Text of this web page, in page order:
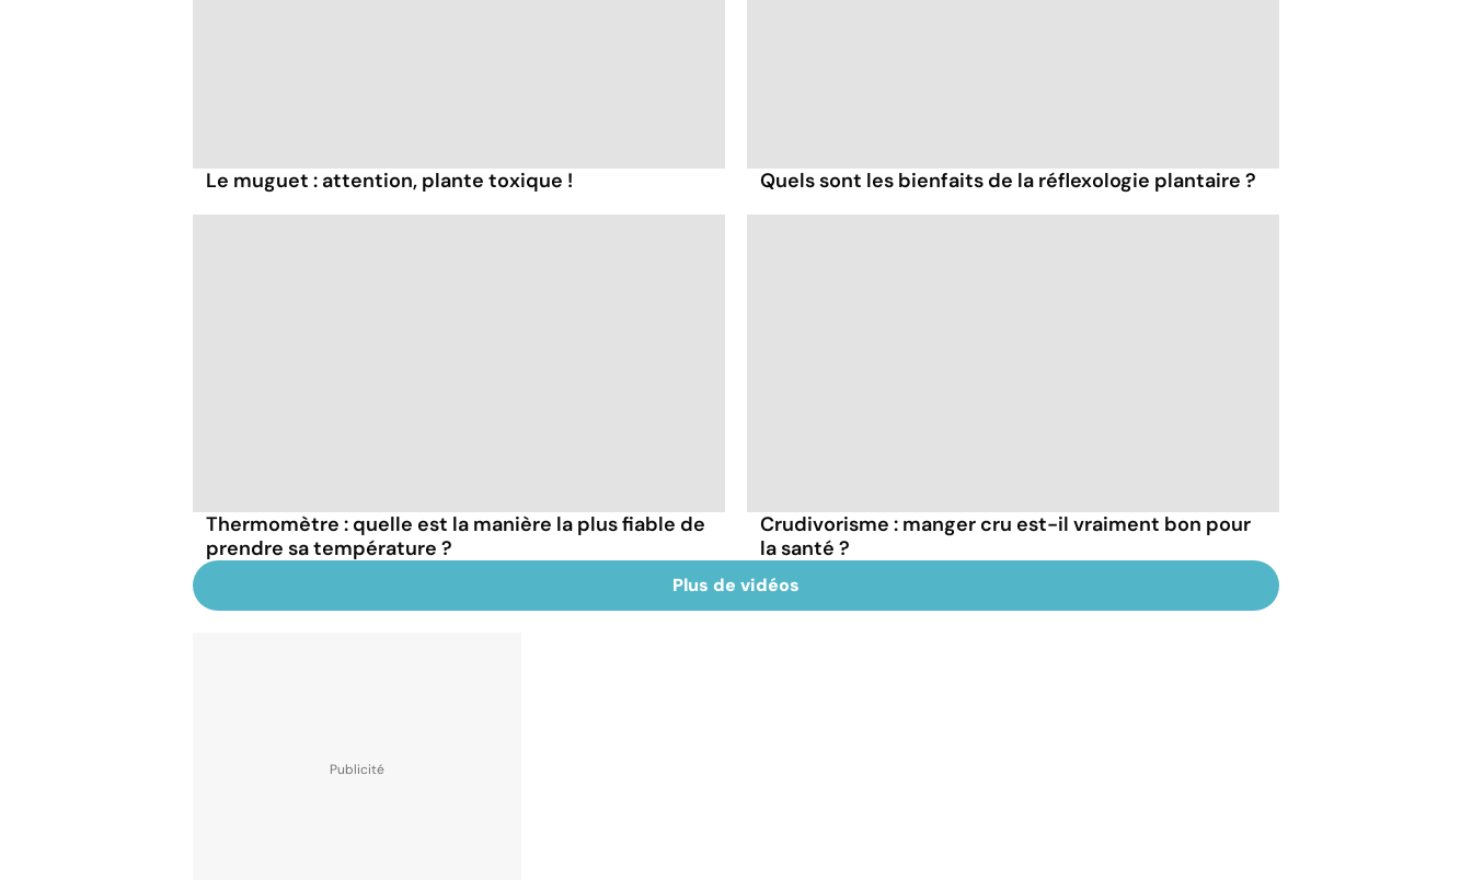
Le muguet : attention, plante toxique ! Quels sont les bienfaits de la réflexologie plantaire ?
Thermomètre : quelle est la manière la plus fiable de
prendre sa température ?
Crudivorisme : manger cru est-il vraiment bon pour
la santé ?
Plus de vidéos